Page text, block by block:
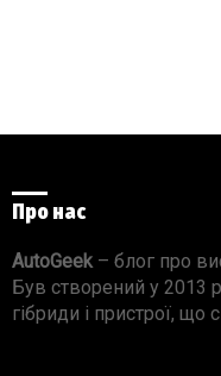
Про нас
AutoGeek– блог про
Був створений у 2013
гібриди і пристрої, що